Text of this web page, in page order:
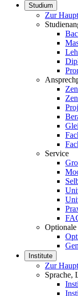
Studium
Zur
Service
Optionale
Institute
Zur
Sprache,